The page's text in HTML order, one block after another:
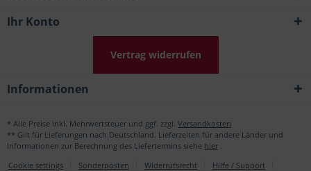
Ihr Konto
Vertrag widerrufen
Informationen
* Alle Preise inkl. Mehrwertsteuer und ggf. zzgl. Versandkosten
** Gilt für Lieferungen nach Deutschland. Lieferzeiten für andere Länder und
Informationen zur Berechnung des Liefertermins siehe hier
Cookie settings
Sonderposten Widerrufsrecht
Hilfe / Support